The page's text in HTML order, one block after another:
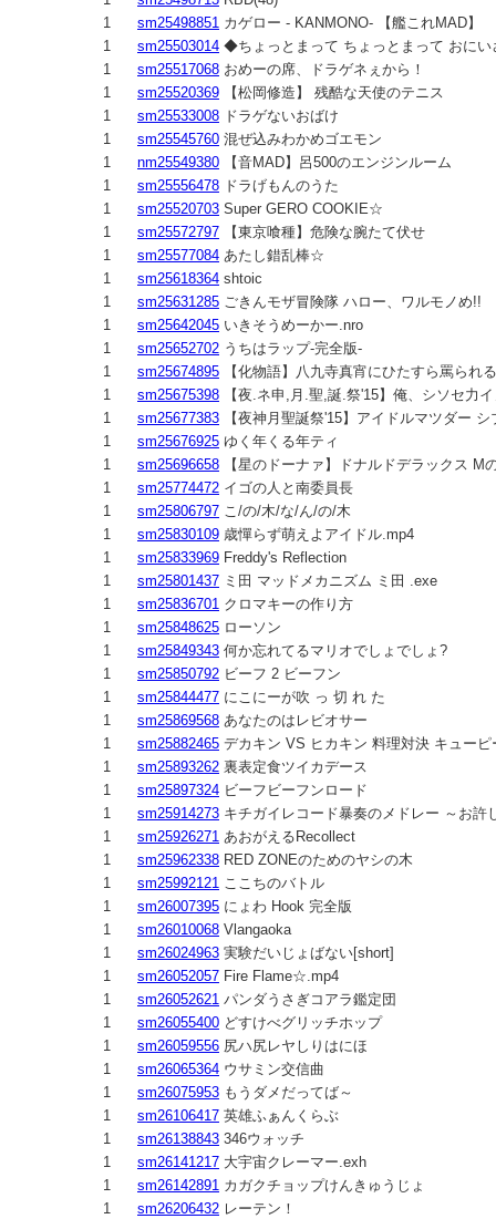
1
sm25498851 カゲロー - KANMONO- 【艦これMAD】
1
sm25503014 ◆ちょっとまって ちょっとまって おにい
1
sm25517068 おめーの席、ドラゲネぇから！
1
sm25520369
【松岡修造】 残酷な天使のテニス
1
sm25533008 ドラゲないおばけ
1
sm25545760 混ぜ込みわかめゴエモン
1
nm25549380
【音MAD】呂500のエンジンルーム
1
sm25556478 ドラげもんのうた
1
sm25520703 Super GERO COOKIE☆
1
sm25572797
【東京喰種】危険な腕たて伏せ
1
sm25577084 あたし錯乱棒☆
1
sm25618364 shtoic
1
sm25631285 ごきんモザ冒険隊 ハロー、ワルモノめ!!
1
sm25642045 いきそうめーかー.nro
1
sm25652702 うちはラップ-完全版-
1
sm25674895
【化物語】八九寺真宵にひたすら罵られ
1
sm25675398
【夜.ネ申,月.聖,誕.祭'15】俺、シソセ力
1
sm25677383
【夜神月聖誕祭'15】アイドルマツダー
1
sm25676925 ゆく年くる年ティ
1
sm25696658
【星のドーナァ】ドナルドデラックス M
1
sm25774472 イゴの人と南委員長
1
sm25806797 こ/の/木/な/ん/の/木
1
sm25830109 歳憚らず萌えよアイドル.mp4
1
sm25833969 Freddy's Reflection
1
sm25801437 ミ田 マッドメカニズム ミ田 .exe
1
sm25836701 クロマキーの作り方
1
sm25848625 ローソン
1
sm25849343 何か忘れてるマリオでしょでしょ?
1
sm25850792 ビーフ 2 ビーフン
1
sm25844477 にこにーが吹 っ 切 れ た
1
sm25869568 あなたのはレビオサー
1
sm25882465 デカキン VS ヒカキン 料理対決 キューピ
1
sm25893262 裏表定食ツイカデース
1
sm25897324 ビーフビーフンロード
1
sm25914273 キチガイレコード暴奏のメドレー ～お許
1
sm25926271 あおがえるRecollect
1
sm25962338 RED ZONEのためのヤシの木
1
sm25992121 ここちのバトル
1
sm26007395 にょわ Hook 完全版
1
sm26010068 Vlangaoka
1
sm26024963 実験だいじょばない[short]
1
sm26052057 Fire Flame☆.mp4
1
sm26052621 パンダうさぎコアラ鑑定団
1
sm26055400 どすけべグリッチホップ
1
sm26059556 尻ハ尻レヤしりはにほ
1
sm26065364 ウサミン交信曲
1
sm26075953 もうダメだってば～
1
sm26106417 英雄ふぁんくらぶ
1
sm26138843 346ウォッチ
1
sm26141217 大宇宙クレーマー.exh
1
sm26142891 カガクチョップけんきゅうじょ
1
sm26206432 レーテン！